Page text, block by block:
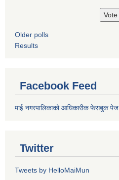
Older polls
Results
Facebook Feed
माई नगरपालिकाको आधिकारीक फेसबुक पेज
Twitter
Tweets by HelloMaiMun